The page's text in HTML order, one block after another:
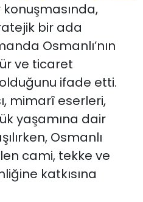
konuşmasında,
bir ada
Osmanlı’nın
ve ticaret
ifade etti.
mimarî eserleri,
yaşamına dair
Osmanlı
cami, tekke ve
katkısına